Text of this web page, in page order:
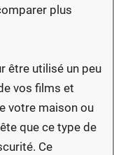
plus
être utilisé un peu
vos films et
votre maison ou
que ce type de
Ce